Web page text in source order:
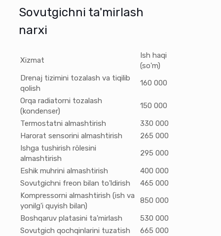
Sovutgichni ta'mirlash
narxi
Xizmat
Ish haqi
(so'm)
Drenaj tizimini tozalash va tiqilib
qolish
160 000
Orqa radiatorni tozalash
(kondenser)
150 000
Termostatni almashtirish
330 000
Harorat sensorini almashtirish
265 000
Ishga tushirish rölesini
almashtirish
295 000
Eshik muhrini almashtirish
400 000
Sovutgichni freon bilan to'ldirish
465 000
Kompressorni almashtirish (ish va
yonilg'i quyish bilan)
850 000
Boshqaruv platasini ta'mirlash
530 000
Sovutgich qochqinlarini tuzatish
665 000